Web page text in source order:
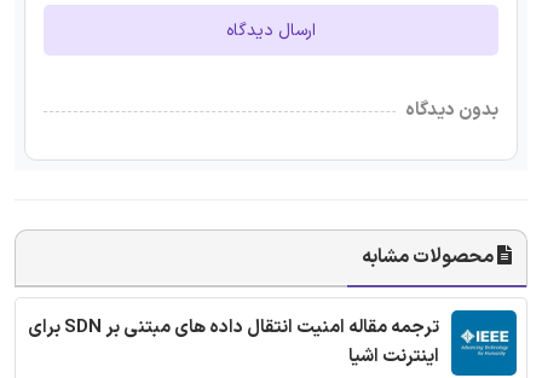
ارسال دیدگاه
بدون دیدگاه
محصولات مشابه
ترجمه مقاله امنیت انتقال داده های مبتنی بر SDN برای
اینترنت اشیا